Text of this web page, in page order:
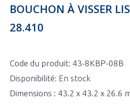
BOUCHON À VISSER
28.410
Code du produit: 43-8KBP-08B
Disponibilité: En stock
Dimensions : 43.2 x 43.2 x 26.6